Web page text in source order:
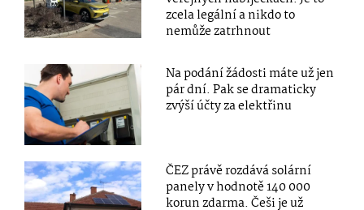
zcela legální a nikdo to
nemůže zatrhnout
Na podání žádosti máte už jen
pár dní. Pak se dramaticky
zvýší účty za elektřinu
ČEZ právě rozdává solární
panely v hodnotě 140 000
korun zdarma. Češi je už